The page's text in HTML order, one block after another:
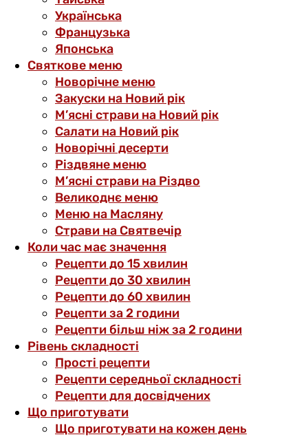
Українська
Французька
Японська
Святкове меню
Новорічне меню
Закуски на Новий рік
М’ясні страви на Новий рік
Салати на Новий рік
Новорічні десерти
Різдвяне меню
М’ясні страви на Різдво
Великоднє меню
Меню на Масляну
Страви на Святвечір
Коли час має значення
Рецепти до 15 хвилин
Рецепти до 30 хвилин
Рецепти до 60 хвилин
Рецепти за 2 години
Рецепти більш ніж за 2 години
Рівень складності
Прості рецепти
Рецепти середньої складності
Рецепти для досвідчених
Що приготувати
Що приготувати на кожен день